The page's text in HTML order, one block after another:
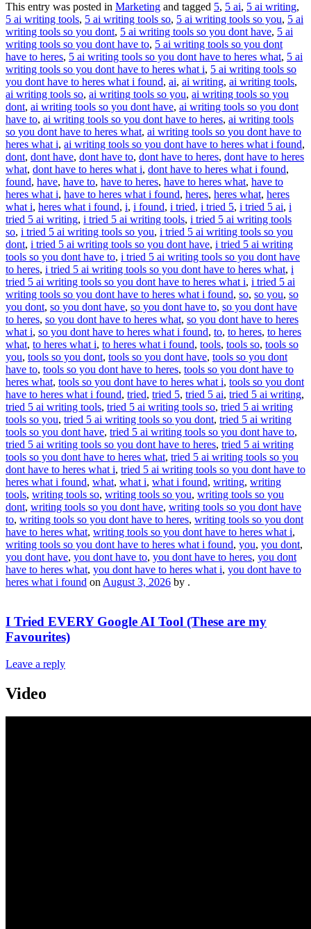
This entry was posted in Marketing and tagged 5, 5 ai, 5 ai writing,
5 ai writing tools, 5 ai writing tools so, 5 ai writing tools so you, 5 ai
writing tools so you dont, 5 ai writing tools so you dont have, 5 ai
writing tools so you dont have to, 5 ai writing tools so you dont
have to heres, 5 ai writing tools so you dont have to heres what, 5 ai
writing tools so you dont have to heres what i, 5 ai writing tools so
you dont have to heres what i found, ai, ai writing, ai writing tools,
ai writing tools so, ai writing tools so you, ai writing tools so you
dont, ai writing tools so you dont have, ai writing tools so you dont
have to, ai writing tools so you dont have to heres, ai writing tools
so you dont have to heres what, ai writing tools so you dont have to
heres what i, ai writing tools so you dont have to heres what i found,
dont, dont have, dont have to, dont have to heres, dont have to heres
what, dont have to heres what i, dont have to heres what i found,
found, have, have to, have to heres, have to heres what, have to
heres what i, have to heres what i found, heres, heres what, heres
what i, heres what i found, i, i found, i tried, i tried 5, i tried 5 ai, i
tried 5 ai writing, i tried 5 ai writing tools, i tried 5 ai writing tools
so, i tried 5 ai writing tools so you, i tried 5 ai writing tools so you
dont, i tried 5 ai writing tools so you dont have, i tried 5 ai writing
tools so you dont have to, i tried 5 ai writing tools so you dont have
to heres, i tried 5 ai writing tools so you dont have to heres what, i
tried 5 ai writing tools so you dont have to heres what i, i tried 5 ai
writing tools so you dont have to heres what i found, so, so you, so
you dont, so you dont have, so you dont have to, so you dont have
to heres, so you dont have to heres what, so you dont have to heres
what i, so you dont have to heres what i found, to, to heres, to heres
what, to heres what i, to heres what i found, tools, tools so, tools so
you, tools so you dont, tools so you dont have, tools so you dont
have to, tools so you dont have to heres, tools so you dont have to
heres what, tools so you dont have to heres what i, tools so you dont
have to heres what i found, tried, tried 5, tried 5 ai, tried 5 ai writing,
tried 5 ai writing tools, tried 5 ai writing tools so, tried 5 ai writing
tools so you, tried 5 ai writing tools so you dont, tried 5 ai writing
tools so you dont have, tried 5 ai writing tools so you dont have to,
tried 5 ai writing tools so you dont have to heres, tried 5 ai writing
tools so you dont have to heres what, tried 5 ai writing tools so you
dont have to heres what i, tried 5 ai writing tools so you dont have to
heres what i found, what, what i, what i found, writing, writing
tools, writing tools so, writing tools so you, writing tools so you
dont, writing tools so you dont have, writing tools so you dont have
to, writing tools so you dont have to heres, writing tools so you dont
have to heres what, writing tools so you dont have to heres what i,
writing tools so you dont have to heres what i found, you, you dont,
you dont have, you dont have to, you dont have to heres, you dont
have to heres what, you dont have to heres what i, you dont have to
heres what i found on August 3, 2026 by .
I Tried EVERY Google AI Tool (These are my
Favourites)
Leave a reply
Video